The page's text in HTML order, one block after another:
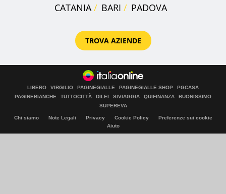
CATANIA
BARI PADOVA
TROVA AZIENDE
LIBERO VIRGILIO PAGINEGIALLE PAGINEGIALLE SHOP
PGCASA
PAGINEBIANCHE
TUTTOCITTÀ DILEI SIVIAGGIA QUIFINANZA
BUONISSIMO
SUPEREVA
Chi siamo Note Legali Privacy Cookie Policy
Preferenze sui cookie
Aiuto